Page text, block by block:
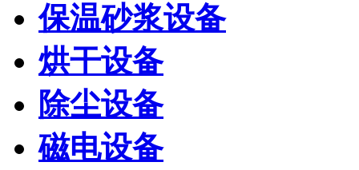
保温砂浆设备
烘干设备
除尘设备
磁电设备